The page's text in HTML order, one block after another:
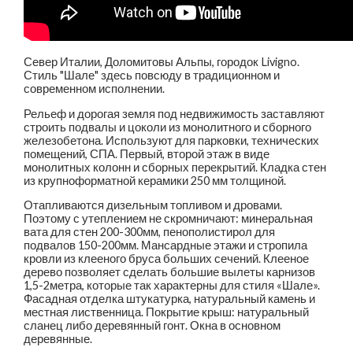
Север Италии, Доломитовы Альпы, городок Livigno.
Стиль "Шале" здесь повсюду в традиционном и
современном исполнении.
Рельеф и дорогая земля под недвижимость заставляют
строить подвалы и цоколи из монолитного и сборного
железобетона. Используют для парковки, технических
помещений, СПА. Первый, второй этаж в виде
монолитных колонн и сборных перекрытий. Кладка стен
из крупноформатной керамики 250 мм толщиной.
Отапливаются дизельным топливом и дровами.
Поэтому с утеплением не скромничают: минеральная
вата для стен 200-300мм, пенополистирол для
подвалов 150-200мм. Мансардные этажи и стропила
кровли из клееного бруса больших сечений. Клееное
дерево позволяет сделать большие вылеты карнизов
1,5-2метра, которые так характерны для стиля «Шале».
Фасадная отделка штукатурка, натуральный камень и
местная лиственница. Покрытие крыш: натуральный
сланец либо деревянный гонт. Окна в основном
деревянные.